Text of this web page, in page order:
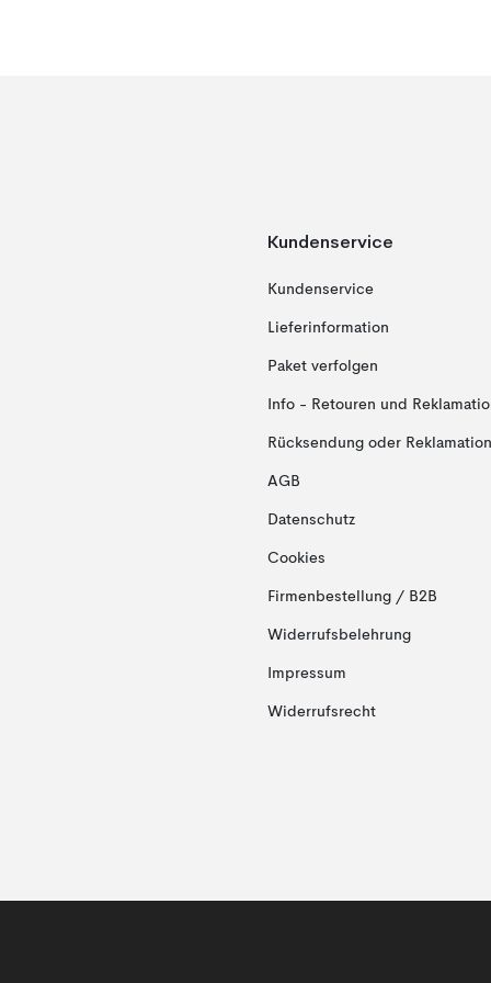
Kundenservice
Kundenservice
Lieferinformation
Paket verfolgen
Info - Retouren und
Rücksendung oder
AGB
Datenschutz
Cookies
Firmenbestellung / B2B
Widerrufsbelehrung
Impressum
Widerrufsrecht